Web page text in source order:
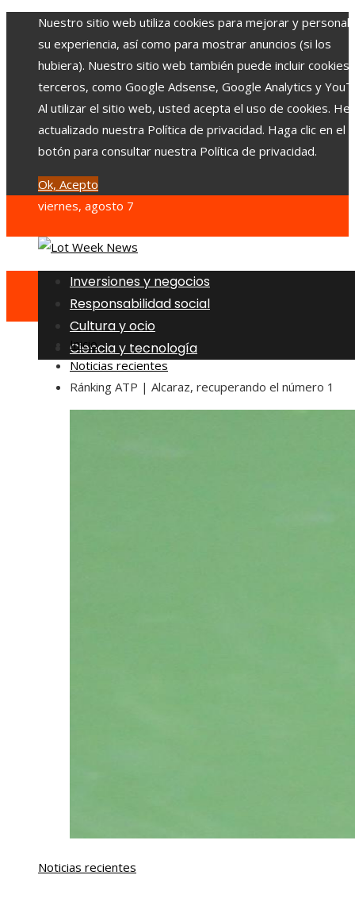
Nuestro sitio web utiliza cookies para mejorar y
su experiencia, así como para mostrar anuncios (si los
hubiera). Nuestro sitio web también puede incluir cookies
terceros, como Google Adsense, Google Analytics y
Al utilizar el sitio web, usted acepta el uso de cookies.
actualizado nuestra Política de privacidad. Haga clic en el
botón para consultar nuestra Política de privacidad.
Ok, Acepto
viernes, agosto 7
Inversiones y negocios
Responsabilidad social
Cultura y ocio
Ciencia y tecnología
Inicio
Noticias recientes
Ránking ATP | Alcaraz, recuperando el número 1
Noticias recientes